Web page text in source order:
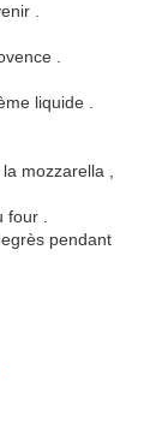
.
.
liquide .
mozzarella ,
.
pendant